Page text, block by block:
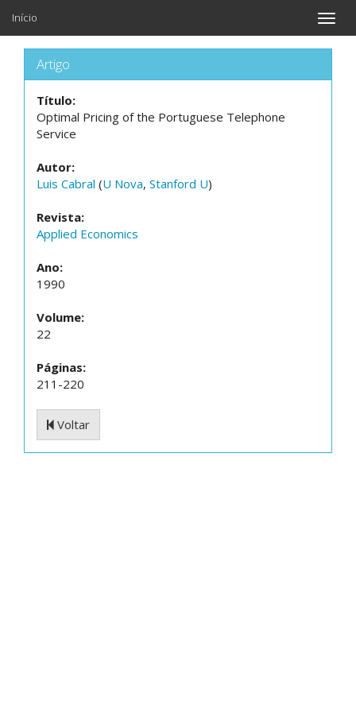
Toggle
Início
Artigo
Título:
Optimal Pricing of the Portuguese Telephone
Service
Autor:
Luis Cabral (U Nova, Stanford U)
Revista:
Applied Economics
Ano:
1990
Volume:
22
Páginas:
211-220
Voltar